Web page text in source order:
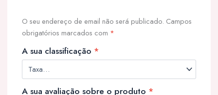
O seu endereço de email não será publicado. Campos
obrigatórios marcados com *
A sua classificação *
A sua avaliação sobre o produto *